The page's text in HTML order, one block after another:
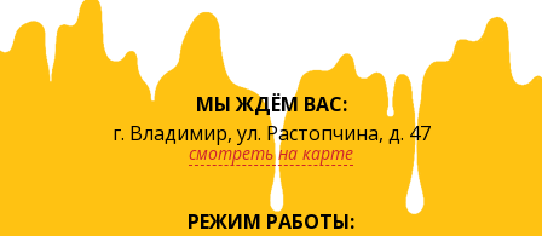
МЫ ЖДЁМ ВАС:
г. Владимир, ул. Растопчина, д. 47
смотреть на карте
РЕЖИМ РАБОТЫ: